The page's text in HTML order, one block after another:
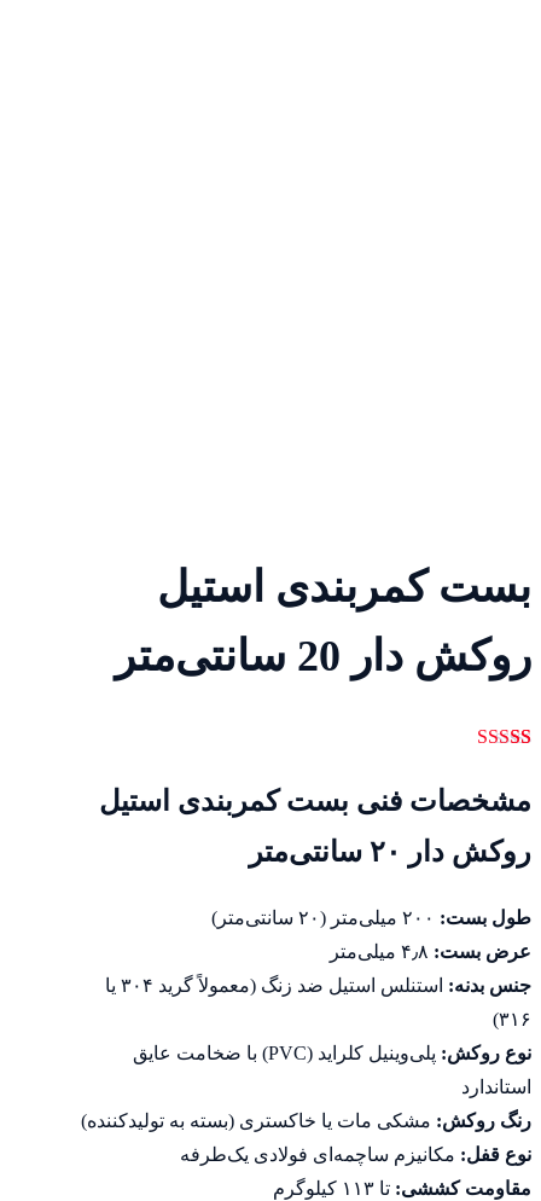
بست کمربندی استیل
روکش دار 20 سانتی‌متر
امتیازدهی
مشخصات فنی بست کمربندی استیل
روکش دار ۲۰ سانتی‌متر
طول بست:
عرض بست:
جنس بدنه:
استنلس استیل ضد زنگ (معمولاً گرید ۳۰۴ یا
۳۱۶)
نوع روکش:
پلی‌وینیل کلراید (PVC) با ضخامت عایق
استاندارد
رنگ روکش: مشکی مات یا خاکستری (بسته به تولیدکننده)
نوع قفل: مکانیزم ساچمه‌ای فولادی یک‌طرفه
مقاومت کششی: تا ۱۱۳ کیلوگرم